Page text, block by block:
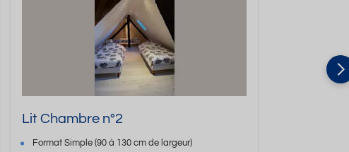
Lit Chambre n°2
FormatSimple (90 à 130 cm de largeur)